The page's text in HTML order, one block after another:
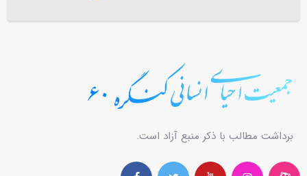
برداشت مطالب با ذکر منبع آزاد است.